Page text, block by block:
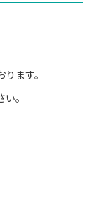
ます。
。